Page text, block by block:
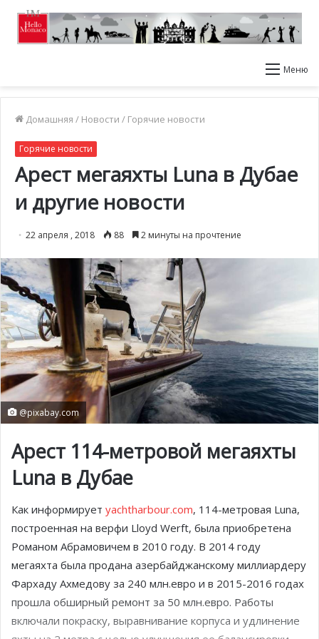
Меню
Домашняя / Новости / Горячие новости
Горячие новости
Арест мегаяхты Luna в Дубае
и другие новости
22 апреля , 2018 88 2 минуты на прочтение
@pixabay.com
Арест 114-метровой мегаяхты
Luna в Дубае
Как информирует yachtharbour.com, 114-метровая Luna,
построенная на верфи Lloyd Werft, была приобретена
Романом Абрамовичем в 2010 году. В 2014 году
мегаяхта была продана азербайджанскому миллиардеру
Фархаду Ахмедову за 240 млн.евро и в 2015-2016 годах
прошла обширный ремонт за 50 млн.евро. Работы
включали покраску, выравнивание корпуса и удлинение